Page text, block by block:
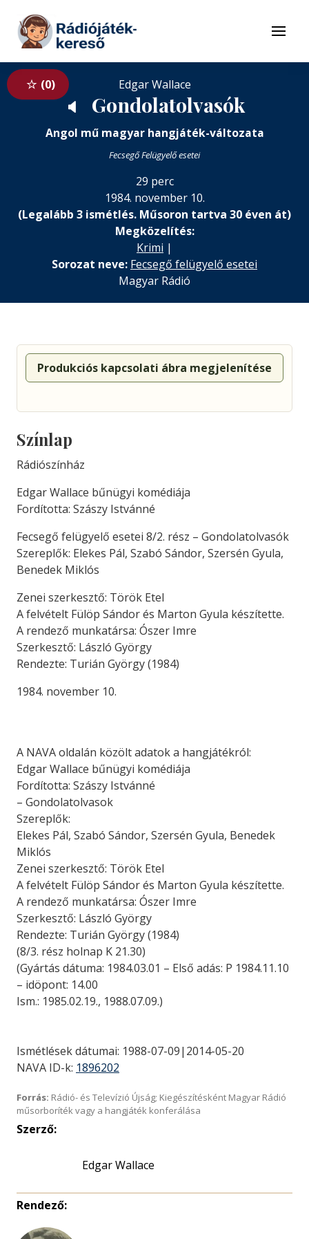
Tovább a tartalomhoz
Menü
0 Edgar Wallace
🔈 Gondolatolvasók
Angol mű magyar hangjáték-változata
Fecsegő Felügyelő esetei
29 perc
1984. november 10.
(Legalább 3 ismétlés. Műsoron tartva 30 éven át)
Megközelítés:
Krimi |
Sorozat neve: Fecsegő felügyelő esetei
Magyar Rádió
Produkciós kapcsolati ábra megjelenítése
Színlap
Rádiószínház
Edgar Wallace bűnügyi komédiája
Fordította: Szászy Istvánné
Fecsegő felügyelő esetei 8/2. rész – Gondolatolvasók
Szereplők: Elekes Pál, Szabó Sándor, Szersén Gyula,
Benedek Miklós
Zenei szerkesztő: Török Etel
A felvételt Fülöp Sándor és Marton Gyula készítette.
A rendező munkatársa: Ószer Imre
Szerkesztő: László György
Rendezte: Turián György (1984)
1984. november 10.
A NAVA oldalán közölt adatok a hangjátékról:
Edgar Wallace bűnügyi komédiája
Fordította: Szászy Istvánné
– Gondolatolvasok
Szereplők:
Elekes Pál, Szabó Sándor, Szersén Gyula, Benedek
Miklós
Zenei szerkesztő: Török Etel
A felvételt Fülöp Sándor és Marton Gyula készítette.
A rendező munkatársa: Ószer Imre
Szerkesztő: László György
Rendezte: Turián György (1984)
(8/3. rész holnap K 21.30)
(Gyártás dátuma: 1984.03.01 – Első adás: P 1984.11.10
– idöpont: 14.00
Ism.: 1985.02.19., 1988.07.09.)
Ismétlések dátumai: 1988-07-09|2014-05-20
NAVA ID-k: 1896202
Forrás: Rádió- és Televízió Újság; Kiegészítésként Magyar Rádió
műsorboríték vagy a hangjáték konferálása
Szerző:
Edgar Wallace
Rendező: